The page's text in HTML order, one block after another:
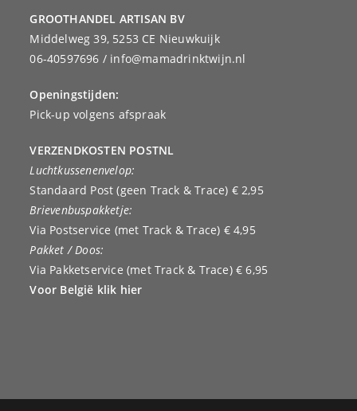
GROOTHANDEL ARTISAN BV
Middelweg 39, 5253 CE Nieuwkuijk
06-40597696 / info@mamadrinktwijn.nl
Openingstijden:
Pick-up volgens afspraak
VERZENDKOSTEN POSTNL
Luchtkussenenvelop:
Standaard Post (geen Track & Trace) € 2,95
Brievenbuspakketje:
Via Postservice (met Track & Trace) € 4,95
Pakket / Doos:
Via Pakketservice (met Track & Trace) € 6,95
Voor België klik hier